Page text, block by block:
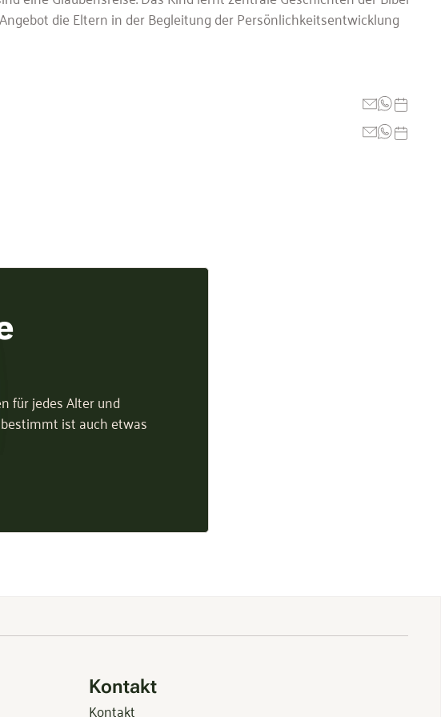
die Eltern in der Begleitung der Persönlichkeitsentwicklung
für jedes Alter und
ist auch etwas
Kontakt
Kontakt